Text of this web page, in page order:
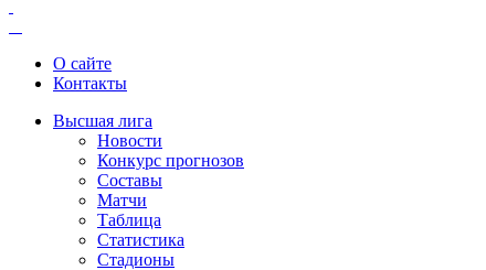
О сайте
Контакты
Высшая лига
Новости
Конкурс прогнозов
Составы
Матчи
Таблица
Статистика
Стадионы